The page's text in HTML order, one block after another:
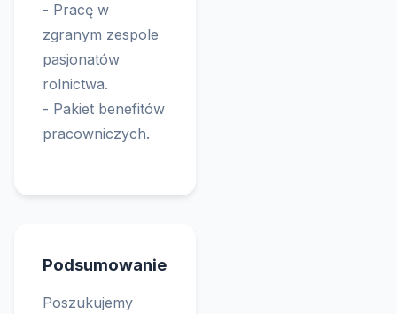
- Pracę w
zgranym zespole
pasjonatów
rolnictwa.
- Pakiet benefitów
pracowniczych.
Podsumowanie
Poszukujemy